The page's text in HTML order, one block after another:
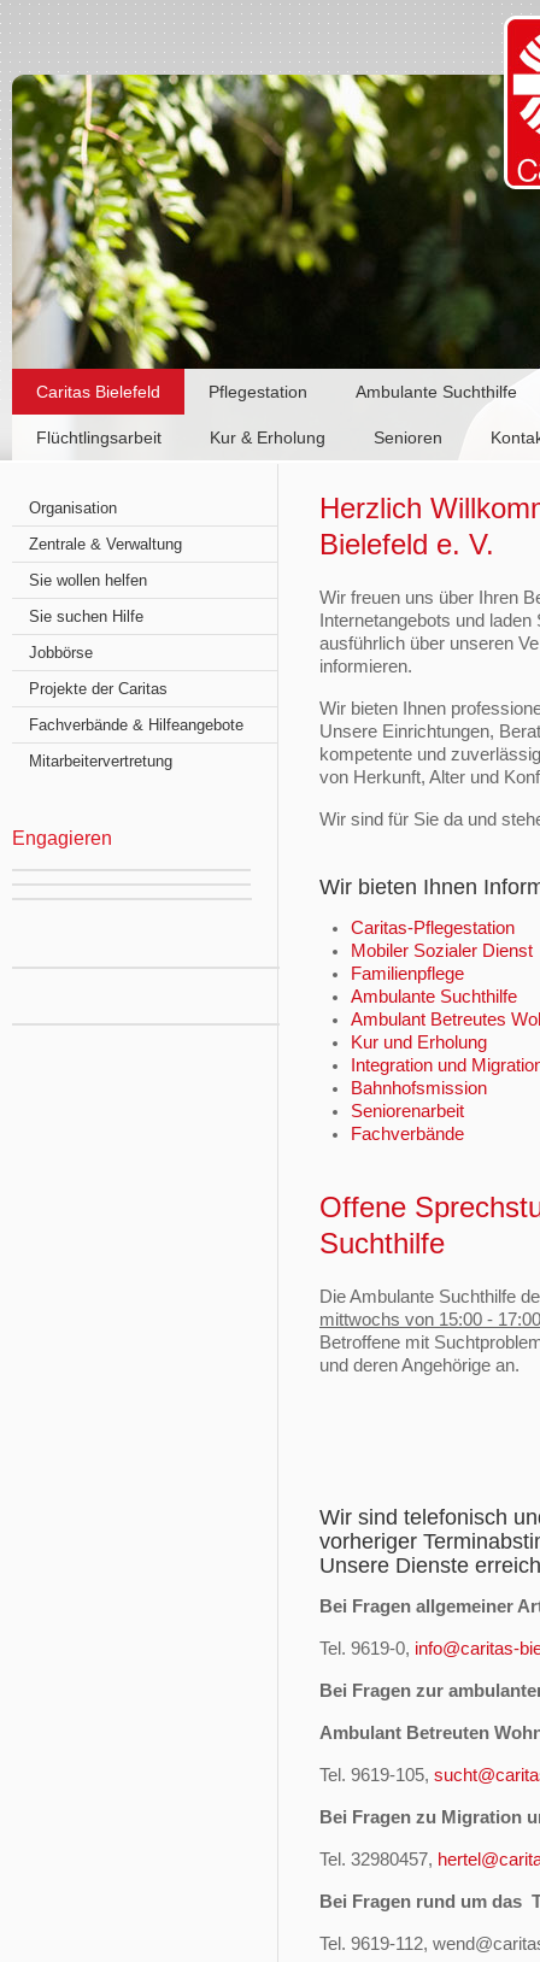
Caritas Bielefeld Pflegestation Ambulante Suchthilfe
Flüchtlingsarbeit Kur & Erholung Senioren
Organisation
Zentrale & Verwaltung
Sie wollen helfen
Sie suchen Hilfe
Jobbörse
Projekte der Caritas
Fachverbände & Hilfeangebote
Mitarbeitervertretung
Engagieren
Herzlich
Bielefeld e. V.
Wir freuen uns über Ihren
Internetangebots und laden
ausführlich über unseren
informieren.
Wir bieten Ihnen
Unsere Einrichtungen,
kompetente und
von Herkunft, Alter und
Wir sind für Sie da und
Wir bieten Ihnen
Caritas-Pflegestation
Mobiler Sozialer
Familienpflege
Ambulante Suchthilfe
Ambulant Betreutes
Kur und Erholung
Integration und
Bahnhofsmission
Seniorenarbeit
Fachverbände
Offene
Suchthilfe
Die Ambulante Suchthilfe
mittwochs von 15:00 -
Betroffene mit
und deren Angehörige an.
Wir sind telefonisch
vorheriger
Unsere Dienste
Bei Fragen allgemeiner
Tel. 9619-0, info@caritas-
Bei Fragen zur
Ambulant Betreuten
Tel. 9619-105,
Bei Fragen zu Migration
Tel. 32980457,
Bei Fragen rund um das
Tel. 9619-112,